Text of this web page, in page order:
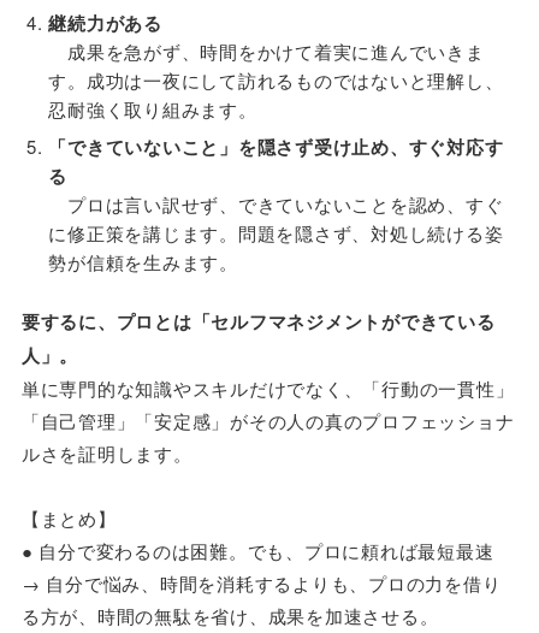
継続力がある
成果を急がず、時間をかけて着実に進んでいきま
す。成功は一夜にして訪れるものではないと理解し、
忍耐強く取り組みます。
「できていないこと」を隠さず受け止め、すぐ対応す
る
プロは言い訳せず、できていないことを認め、すぐ
に修正策を講じます。問題を隠さず、対処し続ける姿
勢が信頼を生みます。
要するに、プロとは「セルフマネジメントができている
人」。
単に専門的な知識やスキルだけでなく、「行動の一貫性」
「自己管理」「安定感」がその人の真のプロフェッショナ
ルさを証明します。
【まとめ】
● 自分で変わるのは困難。でも、プロに頼れば最短最速
→ 自分で悩み、時間を消耗するよりも、プロの力を借り
る方が、時間の無駄を省け、成果を加速させる。